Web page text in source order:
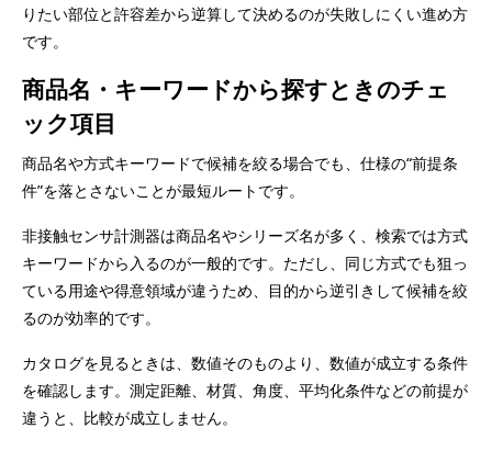
りたい部位と許容差から逆算して決めるのが失敗しにくい進め方
です。
商品名・キーワードから探すときのチェ
ック項目
商品名や方式キーワードで候補を絞る場合でも、仕様の“前提条
件”を落とさないことが最短ルートです。
非接触センサ計測器は商品名やシリーズ名が多く、検索では方式
キーワードから入るのが一般的です。ただし、同じ方式でも狙っ
ている用途や得意領域が違うため、目的から逆引きして候補を絞
るのが効率的です。
カタログを見るときは、数値そのものより、数値が成立する条件
を確認します。測定距離、材質、角度、平均化条件などの前提が
違うと、比較が成立しません。